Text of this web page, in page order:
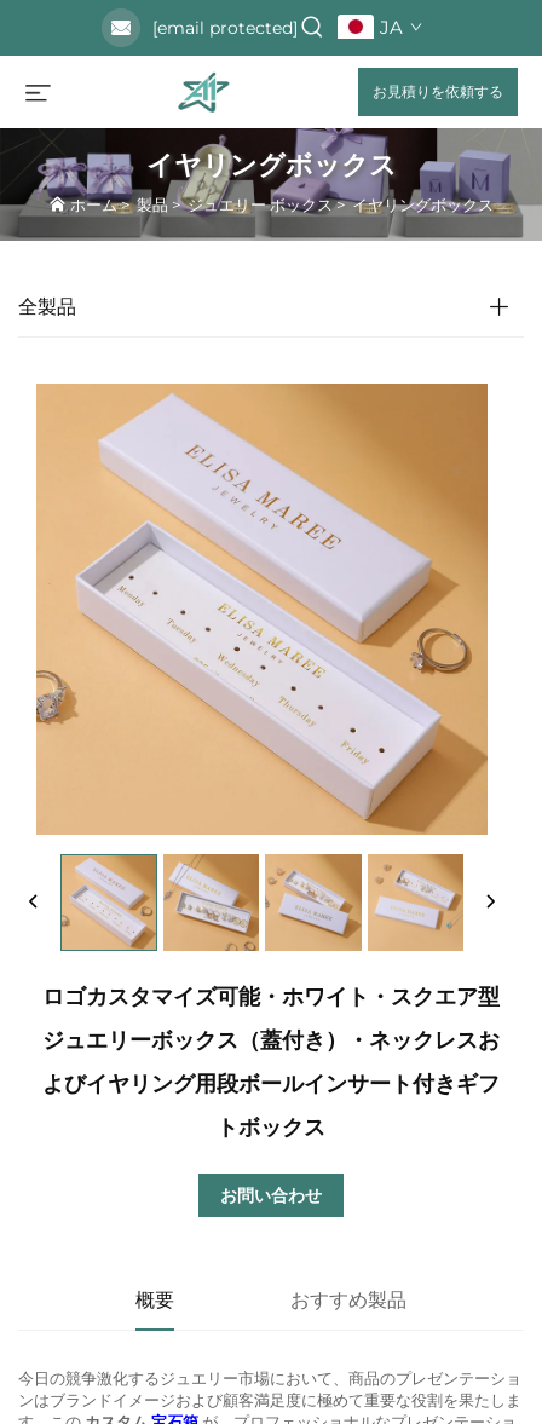
[email protected] JA
お見積りを依頼する
イヤリングボックス
ホーム>製品 >ジュエリー ボックス>イヤリングボックス
全製品
ロゴカスタマイズ可能・ホワイト・スクエア型
ジュエリーボックス（蓋付き）・ネックレスお
よびイヤリング用段ボールインサート付きギフ
トボックス
お問い合わせ
概要 おすすめ製品
今日の競争激化するジュエリー市場において、商品のプレゼンテーショ
ンはブランドイメージおよび顧客満足度に極めて重要な役割を果たしま